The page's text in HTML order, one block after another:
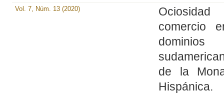
Vol. 7, Núm. 13 (2020)
comercio
dominios
de la
Hispánica.